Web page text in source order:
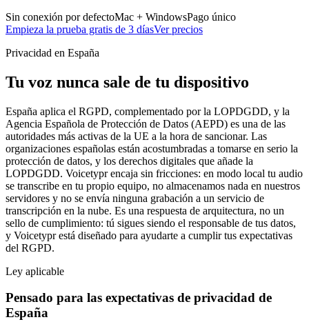
Sin conexión por defectoMac + WindowsPago único
Empieza la prueba gratis de 3 díasVer precios
Privacidad en España
Tu voz nunca sale de tu dispositivo
España aplica el RGPD, complementado por la LOPDGDD, y la
Agencia Española de Protección de Datos (AEPD) es una de las
autoridades más activas de la UE a la hora de sancionar. Las
organizaciones españolas están acostumbradas a tomarse en serio la
protección de datos, y los derechos digitales que añade la
LOPDGDD. Voicetypr encaja sin fricciones: en modo local tu audio
se transcribe en tu propio equipo, no almacenamos nada en nuestros
servidores y no se envía ninguna grabación a un servicio de
transcripción en la nube. Es una respuesta de arquitectura, no un
sello de cumplimiento: tú sigues siendo el responsable de tus datos,
y Voicetypr está diseñado para ayudarte a cumplir tus expectativas
del RGPD.
Ley aplicable
Pensado para las expectativas de privacidad de
España